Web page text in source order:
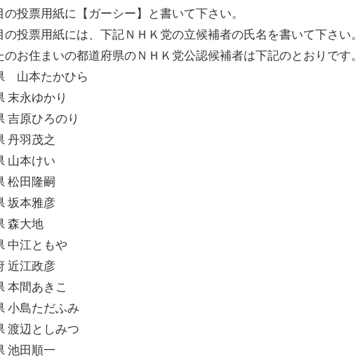
の投票用紙に【ガーシー】と書いて下さい。
の投票用紙には、下記ＮＨＫ党の立候補者の氏名を書いて下さい。
のお住まいの都道府県のＮＨＫ党公認候補者は下記のとおりです。
山本たかひら
末永ゆかり
吉原ひろのり
丹羽茂之
山本けい
松田隆嗣
坂本雅彦
森大地
中江ともや
近江政彦
本間あきこ
小島ただふみ
渡辺としみつ
池田順一